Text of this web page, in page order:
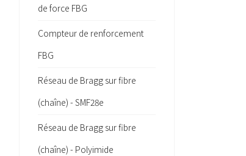
de force FBG
Compteur de renforcement
FBG
Réseau de Bragg sur fibre
(chaîne) - SMF28e
Réseau de Bragg sur fibre
(chaîne) - Polyimide